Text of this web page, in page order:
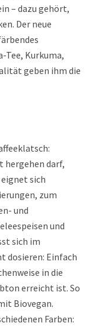
– dazu gehört,
Der neue
Tee, Kurkuma,
geben ihm die
hergehen darf,
eignet sich
zum
und
und
sich im
dosieren: Einfach
in die
erreicht ist. So
Biovegan.
Farben: